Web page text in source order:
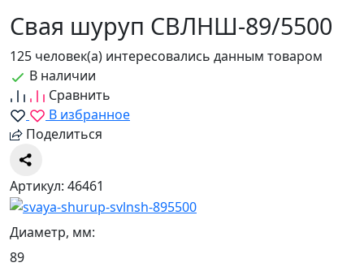
Свая шуруп СВЛНШ-89/5500
125 человек(а) интересовались данным товаром
В наличии
Сравнить
В избранное
Поделиться
Артикул: 46461
Диаметр, мм:
89